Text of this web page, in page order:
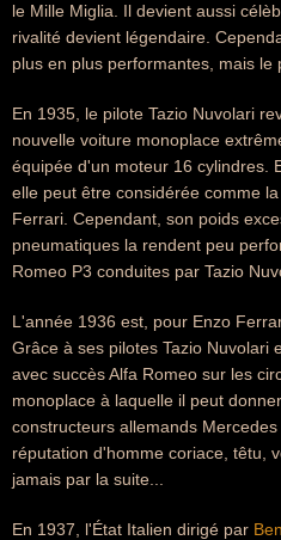
le Mille Miglia. Il devient aussi
rivalité devient légendaire.
plus en plus performantes, mais le
En 1935, le pilote Tazio Nuvolari
nouvelle voiture monoplace
équipée d'un moteur 16 cylindres.
elle peut être considérée comme
Ferrari. Cependant, son poids
pneumatiques la rendent peu
Romeo P3 conduites par Tazio
L'année 1936 est, pour Enzo
Grâce à ses pilotes Tazio Nuvolari
avec succès Alfa Romeo sur les
monoplace à laquelle il peut
constructeurs allemands
réputation d'homme coriace, têtu,
jamais par la suite...
En 1937, l'État Italien dirigé par